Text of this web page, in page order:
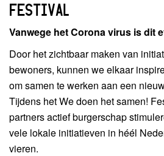
FESTIVAL
Vanwege het Corona virus is dit
Door het zichtbaar maken van
bewoners, kunnen we elkaar
om samen te werken aan een
Tijdens het We doen het samen!
partners actief burgerschap
vele lokale initiatieven in héél
vieren.